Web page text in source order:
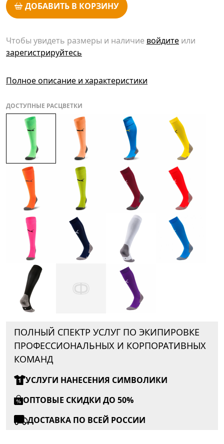
ДОБАВИТЬ В КОРЗИНУ
Чтобы увидеть размеры и наличие войдите или
зарегистрируйтесь
Полное описание и характеристики
ДОСТУПНЫЕ РАСЦВЕТКИ
ПОЛНЫЙ СПЕКТР УСЛУГ ПО ЭКИПИРОВКЕ
ПРОФЕССИОНАЛЬНЫХ И КОРПОРАТИВНЫХ
КОМАНД
УСЛУГИ НАНЕСЕНИЯ СИМВОЛИКИ
ОПТОВЫЕ СКИДКИ ДО 50%
ДОСТАВКА ПО ВСЕЙ РОССИИ